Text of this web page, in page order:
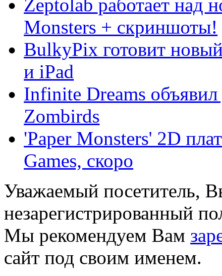
Zeptolab работает над
Monsters + скриншоты!
BulkyPix готовит
и iPad
Infinite Dreams
Zombirds
'Paper Monsters' 2D
Games, скоро
Уважаемый посетитель,
незарегистрированный
Мы рекомендуем Вам
сайт под своим именем.